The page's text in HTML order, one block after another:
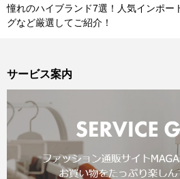
憧れのハイブランド7選！人気インポー
グなど厳選してご紹介！
サービス案内